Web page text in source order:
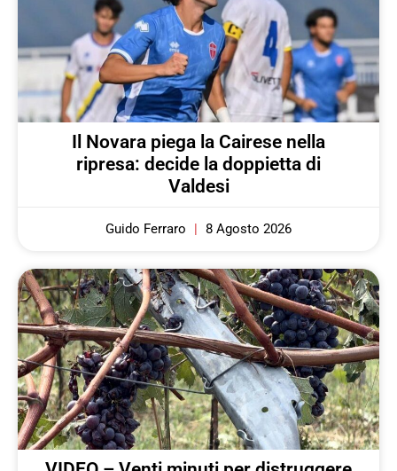
Il Novara piega la Cairese nella
ripresa: decide la doppietta di
Valdesi
Guido Ferraro 8 Agosto 2026